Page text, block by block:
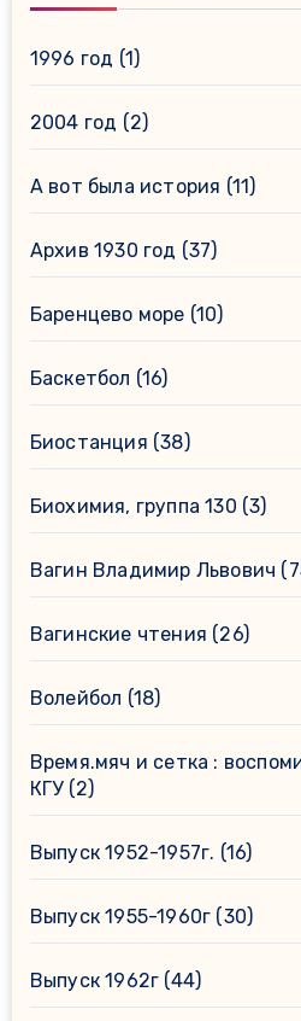
1996 год (1)
2004 год (2)
А вот была история (11)
Архив 1930 год (37)
Баренцево море (10)
Баскетбол (16)
Биостанция (38)
Биохимия, группа 130 (3)
Вагин Владимир Львович
Вагинские чтения (26)
Волейбол (18)
Время.мяч и сетка :
КГУ(2)
Выпуск 1952-1957г. (16)
Выпуск 1955-1960г (30)
Выпуск 1962г (44)